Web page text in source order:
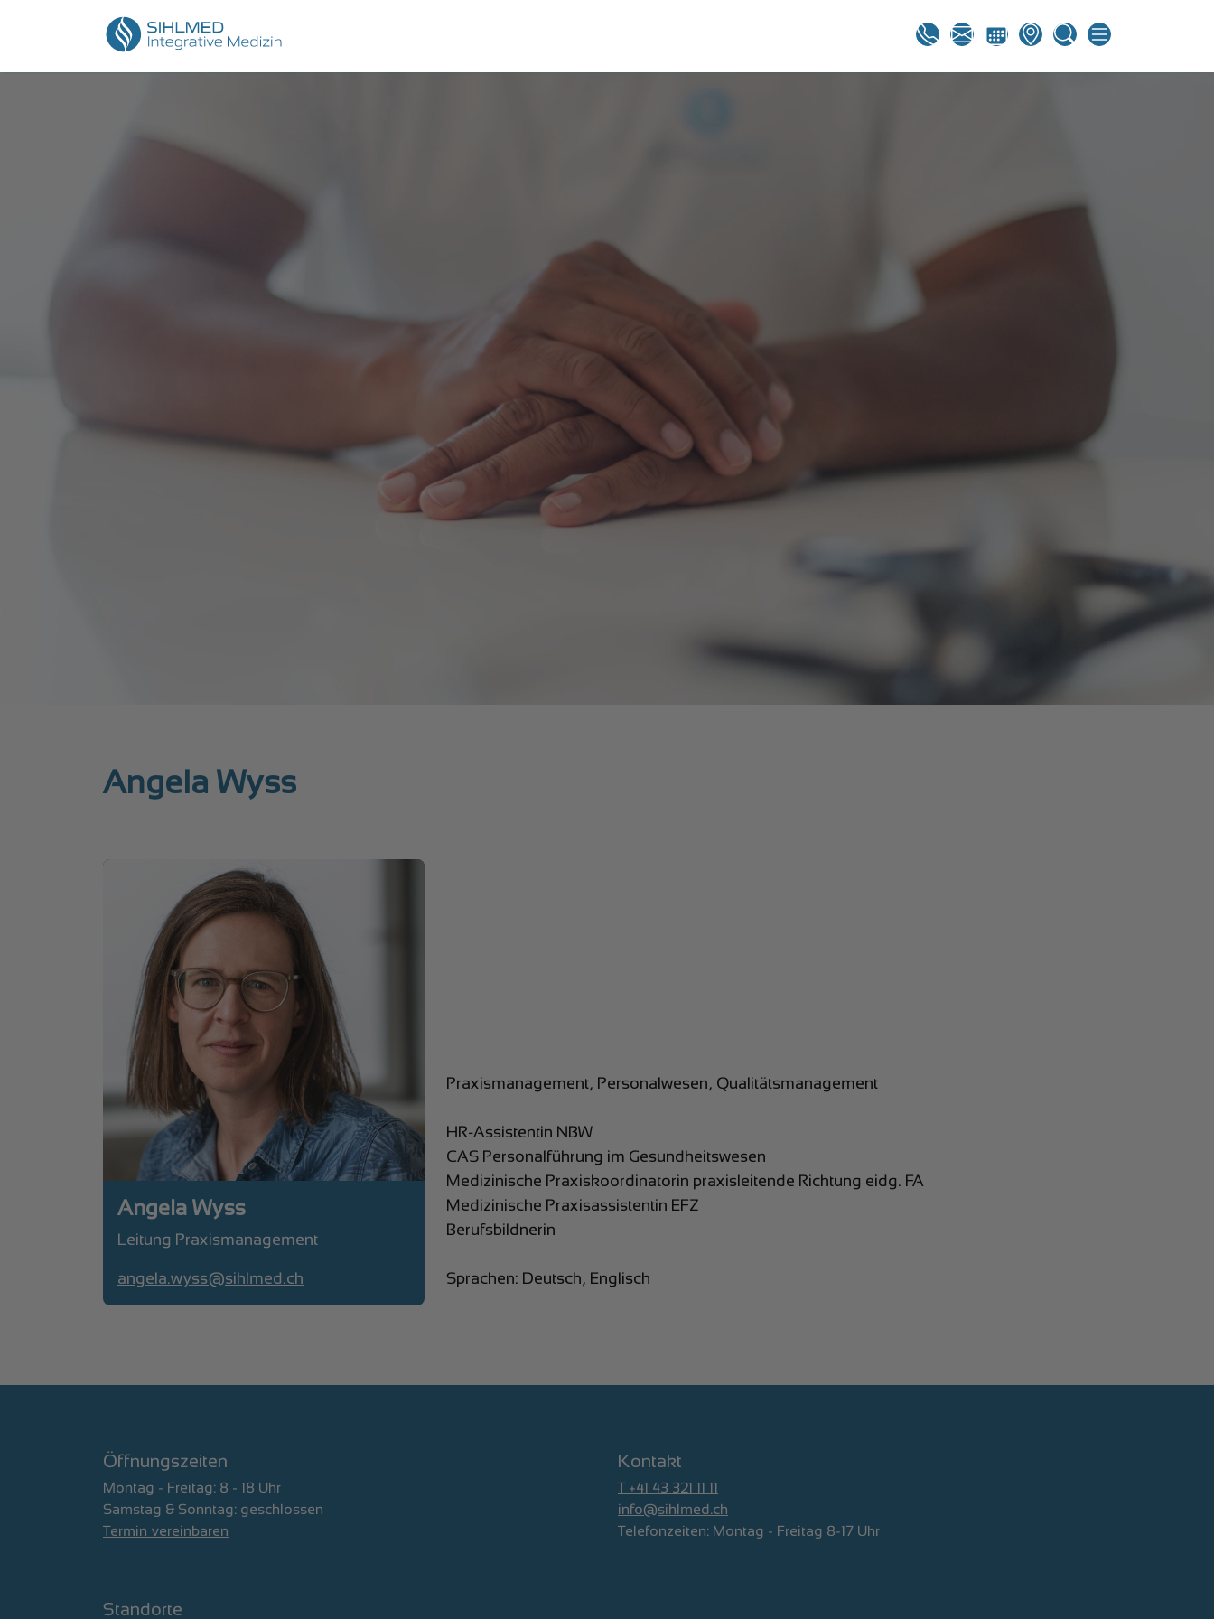
Angela Wyss
Angela Wyss
Leitung Praxismanagement
angela.wyss@sihlmed.ch
Praxismanagement, Personalwesen, Qualitätsmanagement
HR-Assistentin NBW
CAS Personalführung im Gesundheitswesen
Medizinische Praxiskoordinatorin praxisleitende Richtung eidg. FA
Medizinische Praxisassistentin EFZ
Berufsbildnerin
Sprachen: Deutsch, Englisch
Öffnungszeiten
Montag - Freitag: 8 - 18 Uhr
Samstag & Sonntag: geschlossen
Termin vereinbaren
Kontakt
T +41 43 321 11 11
info@sihlmed.ch
Telefonzeiten: Montag - Freitag 8-17 Uhr
Standorte